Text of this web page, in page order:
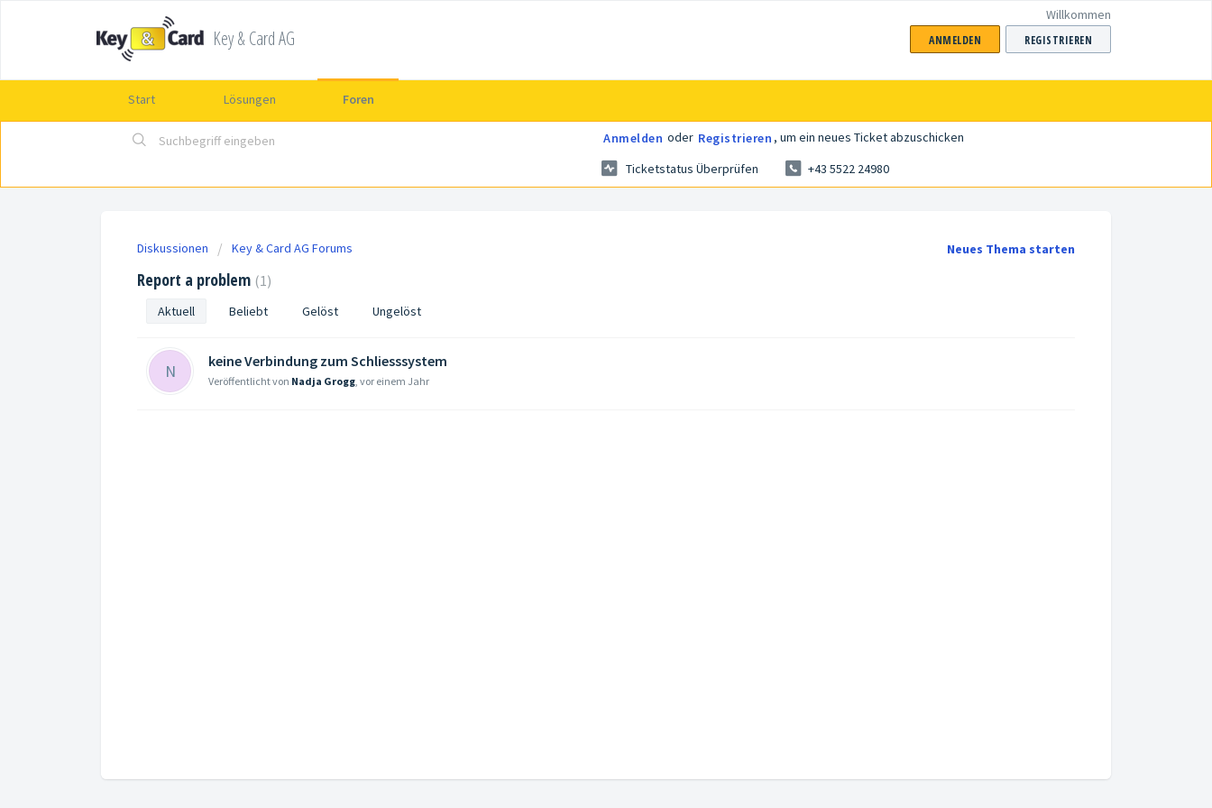
Key & Card AG
Willkommen
ANMELDEN REGISTRIEREN
Start Lösungen Foren
Anmelden oder Registrieren , um ein neues Ticket abzuschicken
Ticketstatus Überprüfen
+43 5522 24980
Neues Thema starten
Diskussionen Key & Card AG Forums
Report a problem 1
Aktuell Beliebt Gelöst Ungelöst
N keine Verbindung zum Schliesssystem
Veröffentlicht von Nadja Grogg, vor einem Jahr